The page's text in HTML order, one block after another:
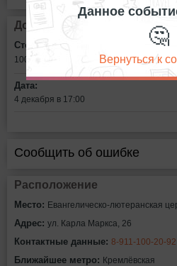
Дополнительная
Стоимость билетов:
100 - 150
Дата:
4 декабря в 17:00
Сообщить об ошибке
Расположение
Место: Евангелическо-лютеранская
Адрес: ул. Карла Маркса, 26
Контактные данные: 8-911-100-20-92
Ближайшее метро: Кремлёвская
Данное
🤔
Вернуться к